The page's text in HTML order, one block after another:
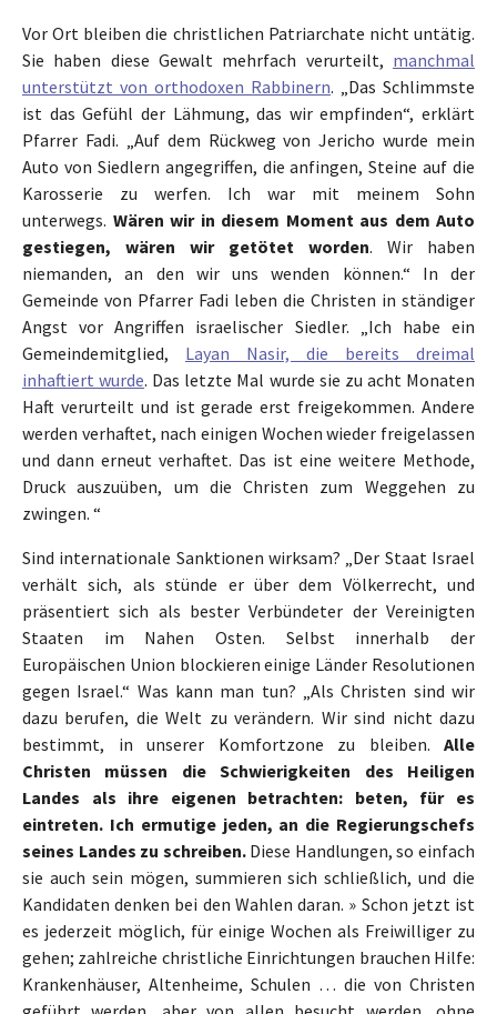
Vor Ort bleiben die christlichen Patriarchate nicht untätig.
Sie haben diese Gewalt mehrfach verurteilt, manchmal
unterstützt von orthodoxen Rabbinern. „Das Schlimmste
ist das Gefühl der Lähmung, das wir empfinden“, erklärt
Pfarrer Fadi. „Auf dem Rückweg von Jericho wurde mein
Auto von Siedlern angegriffen, die anfingen, Steine auf die
Karosserie zu werfen. Ich war mit meinem Sohn
unterwegs. Wären wir in diesem Moment aus dem Auto
gestiegen, wären wir getötet worden. Wir haben
niemanden, an den wir uns wenden können.“ In der
Gemeinde von Pfarrer Fadi leben die Christen in ständiger
Angst vor Angriffen israelischer Siedler. „Ich habe ein
Gemeindemitglied, Layan Nasir, die bereits dreimal
inhaftiert wurde. Das letzte Mal wurde sie zu acht Monaten
Haft verurteilt und ist gerade erst freigekommen. Andere
werden verhaftet, nach einigen Wochen wieder freigelassen
und dann erneut verhaftet. Das ist eine weitere Methode,
Druck auszuüben, um die Christen zum Weggehen zu
zwingen. “
Sind internationale Sanktionen wirksam? „Der Staat Israel
verhält sich, als stünde er über dem Völkerrecht, und
präsentiert sich als bester Verbündeter der Vereinigten
Staaten im Nahen Osten. Selbst innerhalb der
Europäischen Union blockieren einige Länder Resolutionen
gegen Israel.“ Was kann man tun? „Als Christen sind wir
dazu berufen, die Welt zu verändern. Wir sind nicht dazu
bestimmt, in unserer Komfortzone zu bleiben. Alle
Christen müssen die Schwierigkeiten des Heiligen
Landes als ihre eigenen betrachten: beten, für es
eintreten. Ich ermutige jeden, an die Regierungschefs
seines Landes zu schreiben.Diese Handlungen, so einfach
sie auch sein mögen, summieren sich schließlich, und die
Kandidaten denken bei den Wahlen daran. » Schon jetzt ist
es jederzeit möglich, für einige Wochen als Freiwilliger zu
gehen; zahlreiche christliche Einrichtungen brauchen Hilfe:
Krankenhäuser, Altenheime, Schulen … die von Christen